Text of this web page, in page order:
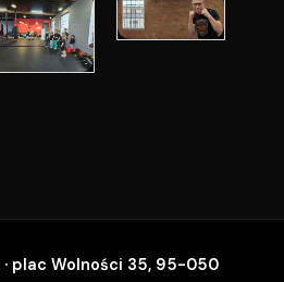
· plac Wolności 35, 95-050